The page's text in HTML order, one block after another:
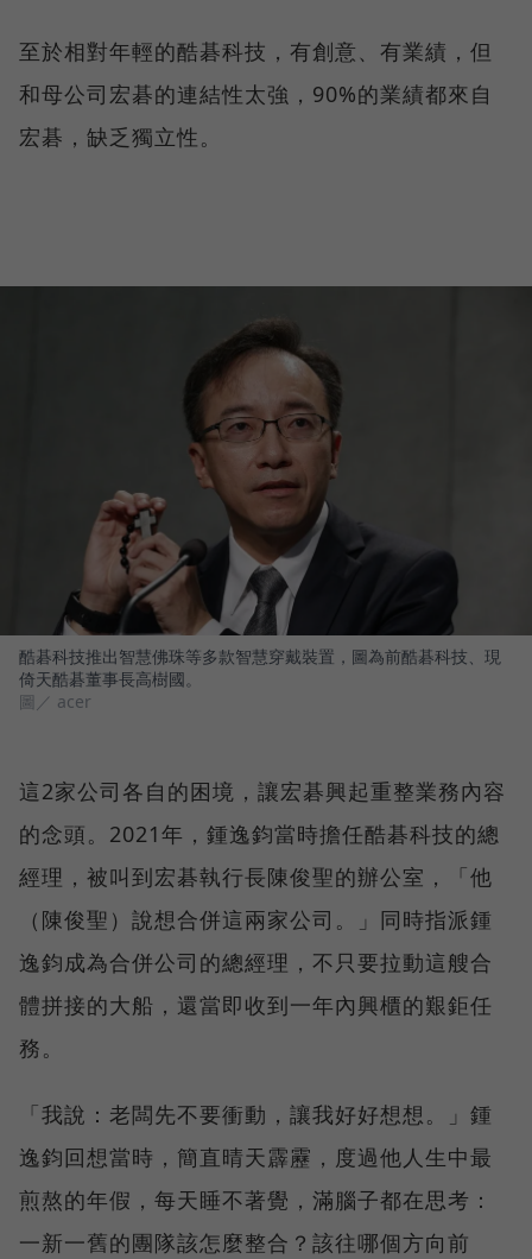
至於相對年輕的酷碁科技，有創意、有業績，但
和母公司宏碁的連結性太強，90%的業績都來自
宏碁，缺乏獨立性。
酷碁科技推出智慧佛珠等多款智慧穿戴裝置，圖為前酷碁科技、現
倚天酷碁董事長高樹國。
圖／ acer
這2家公司各自的困境，讓宏碁興起重整業務內容
的念頭。2021年，鍾逸鈞當時擔任酷碁科技的總
經理，被叫到宏碁執行長陳俊聖的辦公室，「他
（陳俊聖）說想合併這兩家公司。」同時指派鍾
逸鈞成為合併公司的總經理，不只要拉動這艘合
體拼接的大船，還當即收到一年內興櫃的艱鉅任
務。
「我說：老闆先不要衝動，讓我好好想想。」鍾
逸鈞回想當時，簡直晴天霹靂，度過他人生中最
煎熬的年假，每天睡不著覺，滿腦子都在思考：
一新一舊的團隊該怎麼整合？該往哪個方向前